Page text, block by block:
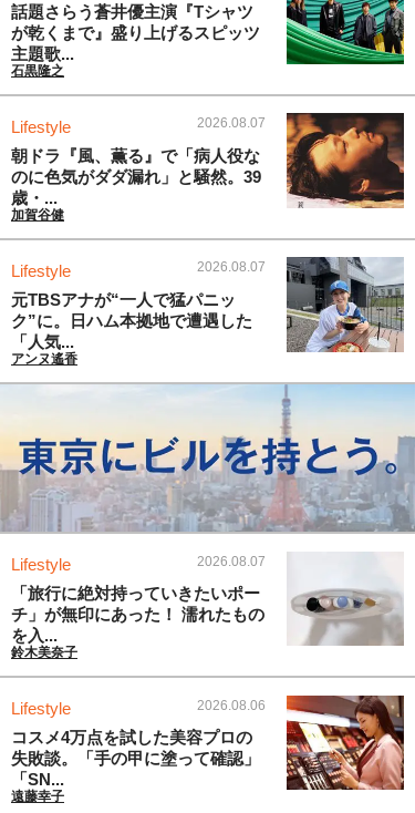
話題さらう蒼井優主演『Tシャツ
が乾くまで』盛り上げるスピッツ
主題歌...
石黒隆之
Lifestyle 2026.08.07
朝ドラ『風、薫る』で「病人役な
のに色気がダダ漏れ」と騒然。39
歳・...
加賀谷健
Lifestyle 2026.08.07
元TBSアナが“一人で猛パニッ
ク”に。日ハム本拠地で遭遇した
「人気...
アンヌ遙香
Lifestyle 2026.08.07
「旅行に絶対持っていきたいポー
チ」が無印にあった！ 濡れたもの
を入...
鈴木美奈子
Lifestyle 2026.08.06
コスメ4万点を試した美容プロの
失敗談。「手の甲に塗って確認」
「SN...
遠藤幸子